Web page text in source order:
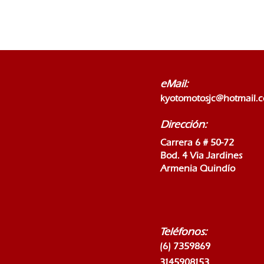
eMail:
Dirección:
Carrera 6 # 50-72
Bod. 4 Via Jardines
Armenia Quindío
Teléfonos:
(6) 7359869